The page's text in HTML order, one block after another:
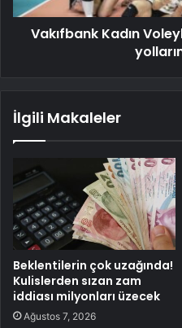
Vakıfbank Kadın
İlgili Makaleler
Beklentilerin çok uzağında!
Kulislerden sızan zam
iddiası milyonları üzecek
Ağustos 7, 2026